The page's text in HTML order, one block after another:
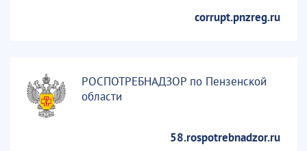
corrupt.pnzreg.ru
РОСПОТРЕБНАДЗОР по Пензенской
области
58.rospotrebnadzor.ru